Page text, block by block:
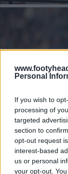
Personal
If you wish to
processing of
targeted
section to
opt-out request
interest-based
us or personal
your opt-out.
Découvre tous